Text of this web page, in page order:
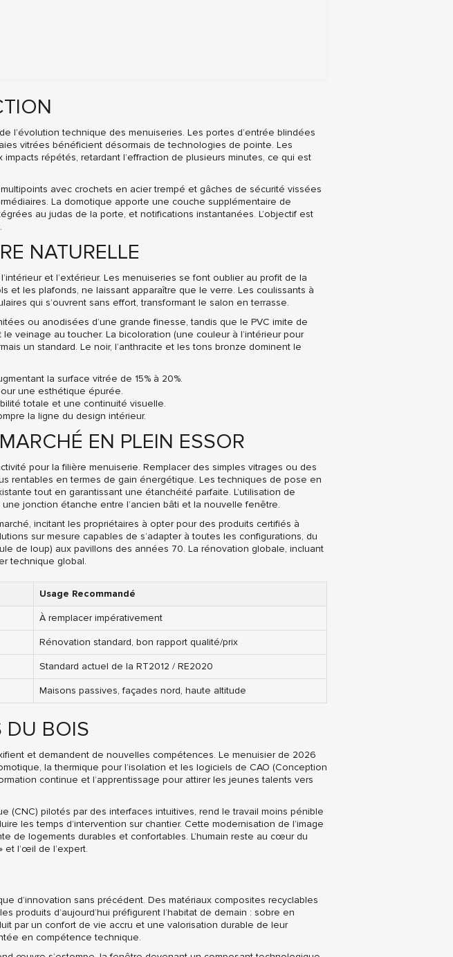
l’évolution technique des menuiseries. Les portes d’entrée blindées
vitrées bénéficient désormais de technologies de pointe. Les
répétés, retardant l’effraction de plusieurs minutes, ce qui est
avec crochets en acier trempé et gâches de sécurité vissées
La domotique apporte une couche supplémentaire de
au judas de la porte, et notifications instantanées. L’objectif est
NATURELLE
et l’extérieur. Les menuiseries se font oublier au profit de la
et les plafonds, ne laissant apparaître que le verre. Les coulissants à
qui s’ouvrent sans effort, transformant le salon en terrasse.
ou anodisées d’une grande finesse, tandis que le PVC imite de
veinage au toucher. La bicoloration (une couleur à l’intérieur pour
un standard. Le noir, l’anthracite et les tons bronze dominent le
la surface vitrée de 15% à 20%.
une esthétique épurée.
totale et une continuité visuelle.
la ligne du design intérieur.
EN PLEIN ESSOR
pour la filière menuiserie. Remplacer des simples vitrages ou des
rentables en termes de gain énergétique. Les techniques de pose en
tout en garantissant une étanchéité parfaite. L’utilisation de
jonction étanche entre l’ancien bâti et la nouvelle fenêtre.
incitant les propriétaires à opter pour des produits certifiés à
sur mesure capables de s’adapter à toutes les configurations, du
de loup) aux pavillons des années 70. La rénovation globale, incluant
technique global.
Usage Recommandé
À remplacer impérativement
Rénovation standard, bon rapport qualité/prix
Standard actuel de la RT2012 / RE2020
Maisons passives, façades nord, haute altitude
DU BOIS
et demandent de nouvelles compétences. Le menuisier de 2026
la thermique pour l’isolation et les logiciels de CAO (Conception
continue et l’apprentissage pour attirer les jeunes talents vers
(CNC) pilotés par des interfaces intuitives, rend le travail moins pénible
les temps d’intervention sur chantier. Cette modernisation de l’image
de logements durables et confortables. L’humain reste au cœur du
l’œil de l’expert.
d’innovation sans précédent. Des matériaux composites recyclables
produits d’aujourd’hui préfigurent l’habitat de demain : sobre en
par un confort de vie accru et une valorisation durable de leur
en compétence technique.